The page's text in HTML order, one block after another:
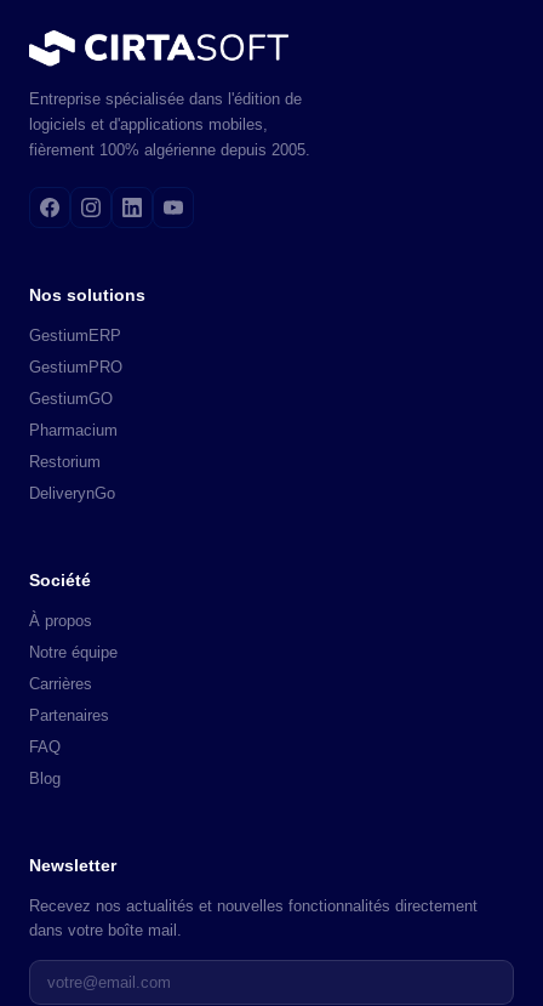
Entreprise spécialisée dans l'édition de
logiciels et d'applications mobiles,
fièrement 100% algérienne depuis 2005.
Nos solutions
GestiumERP
GestiumPRO
GestiumGO
Pharmacium
Restorium
DeliverynGo
Société
À propos
Notre équipe
Carrières
Partenaires
FAQ
Blog
Newsletter
Recevez nos actualités et nouvelles fonctionnalités directement
dans votre boîte mail.